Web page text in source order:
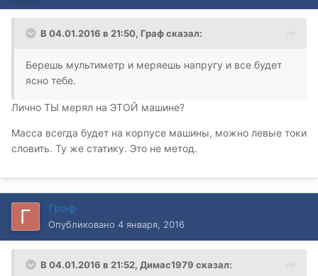
В 04.01.2016 в 21:50, Граф сказал:
Берешь мультиметр и меряешь напругу и все будет
ясно тебе.
Лично ТЫ мерял на ЭТОЙ машине?
Масса всегда будет на корпусе машины, можно левые токи
словить. Ту же статику. Это не метод.
Граф
Опубликовано 4 января, 2016
В 04.01.2016 в 21:52, Димас1979 сказал: